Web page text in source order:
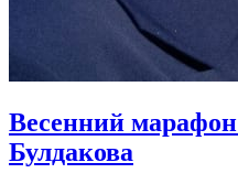
Весенний
Булдакова